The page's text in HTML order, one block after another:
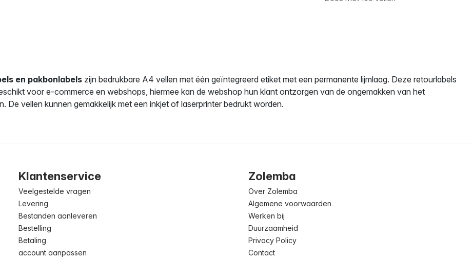
en pakbonlabels zijn bedrukbare A4 vellen met één geïntegreerd etiket met een permanente lijmlaag. Deze retourlabels
voor e-commerce en webshops, hiermee kan de webshop hun klant ontzorgen van de ongemakken van het
De vellen kunnen gemakkelijk met een inkjet of laserprinter bedrukt worden.
Klantenservice
Veelgestelde vragen
Levering
Bestanden aanleveren
Bestelling
Betaling
account aanpassen
Zolemba
Over Zolemba
Algemene voorwaarden
Werken bij
Duurzaamheid
Privacy Policy
Contact